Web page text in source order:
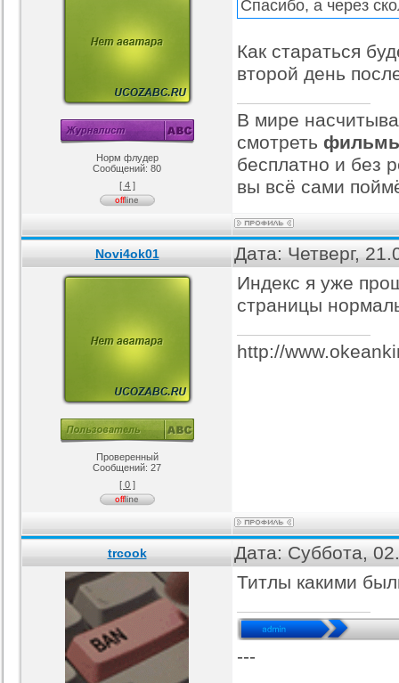
Норм флудер
Сообщений: 80
[ 4 ]
Спасибо, а через
Как стараться
второй день
В мире
смотреть
бесплатно и без
вы всё сами
Novi4ok01 Дата: Четверг,
Проверенный
Сообщений: 27
[ 0 ]
Индекс я уже
страницы
http://
trcook
Дата: Суббота,
Титлы какими
---